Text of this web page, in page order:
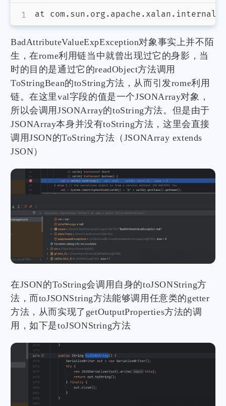
at
BadAttributeValueExpException对象事实上并不陌
生，在rome利用链当中就曾出现过它的身影，当
时的目的是通过它的readObject方法调用
ToStringBean的toString方法，从而引发rome利用
链。在这里val字段的值是一个JSONArray对象，
所以会调用JSONArray的toString方法。但是由于
JSONArray本身并没有toString方法，这里会直接
调用JSON的ToString方法（JSONArray extends
JSON）
在JSON的ToString会调用自身的toJSONString方
法，而toJSONString方法能够调用任意类的getter
方法，从而实现了getOutputProperties方法的调
用，如下是toJSONString方法